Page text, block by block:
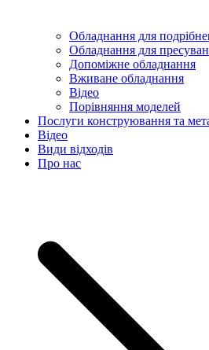
Обладнання для
Обладнання для
Допоміжне обладнання
Вживане обладнання
Відео
Порівняння моделей
Послуги конструювання та
Відео
Види відходів
Про нас